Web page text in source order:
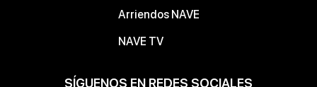
Arriendos NAVE
NAVE TV
SÍGUENOS EN REDES SOCIALES